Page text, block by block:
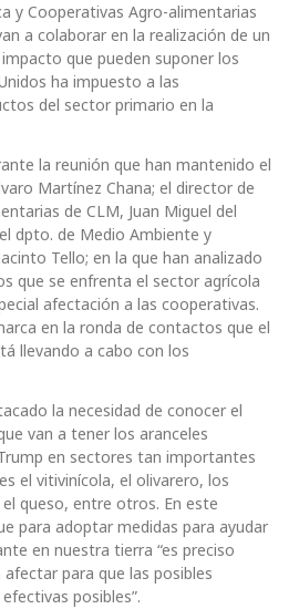
y Cooperativas Agro-alimentarias
a colaborar en la realización de un
que pueden suponer los
ha impuesto a las
del sector primario en la
la reunión que han mantenido el
Martínez Chana; el director de
de CLM, Juan Miguel del
dpto. de Medio Ambiente y
Tello; en la que han analizado
que se enfrenta el sector agrícola
afectación a las cooperativas.
en la ronda de contactos que el
llevando a cabo con los
la necesidad de conocer el
van a tener los aranceles
en sectores tan importantes
el vitivinícola, el olivarero, los
queso, entre otros. En este
para adoptar medidas para ayudar
en nuestra tierra “es preciso
para que las posibles
posibles”.